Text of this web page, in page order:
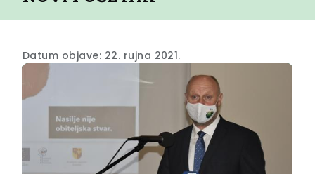
Datum objave: 22. rujna 2021.